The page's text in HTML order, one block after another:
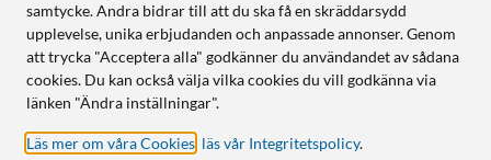
samtycke. Andra bidrar till att du ska få en skräddarsydd
upplevelse, unika erbjudanden och anpassade annonser. Genom
att trycka "Acceptera alla" godkänner du användandet av sådana
cookies. Du kan också välja vilka cookies du vill godkänna via
länken "Ändra inställningar".
Läs mer om våra Cookies läs vår Integritetspolicy.